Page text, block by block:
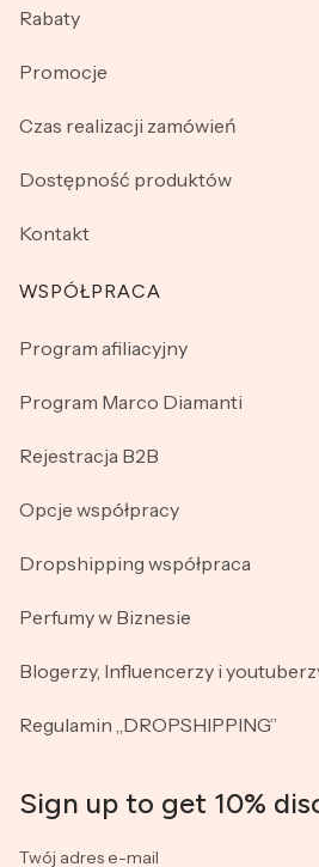
Rabaty
Promocje
Czas realizacji zamówień
Dostępność produktów
Kontakt
WSPÓŁPRACA
Program afiliacyjny
Program Marco Diamanti
Rejestracja B2B
Opcje współpracy
Dropshipping współpraca
Perfumy w Biznesie
Blogerzy, Influencerzy i
Regulamin „DROPSHIPPING”
Sign up to get 10%
Twój adres e-mail